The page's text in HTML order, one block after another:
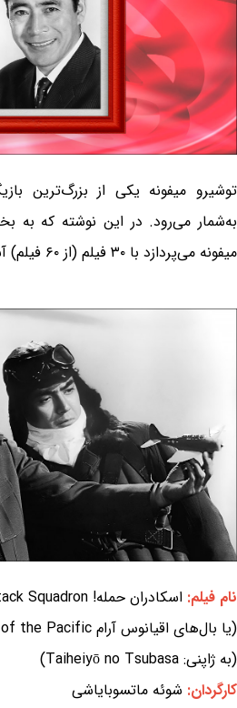
توشیرو میفونه یکی از بزرگ‌ترین
به‌شمار می‌رود. در این نوشته که به
میفونه می‌پردازد با ۳۰ فیلم (از ۶۰ فیلم) آشنا می‌شویم.
نام فیلم: اسکادران حمله! Attack Squadron!
(یا بال‌های اقیانوس آرام Wings of the Pacific)
(به ژاپنی: Taiheiyō no Tsubasa)
کارگردان: شوئه ماتسوبایاشی